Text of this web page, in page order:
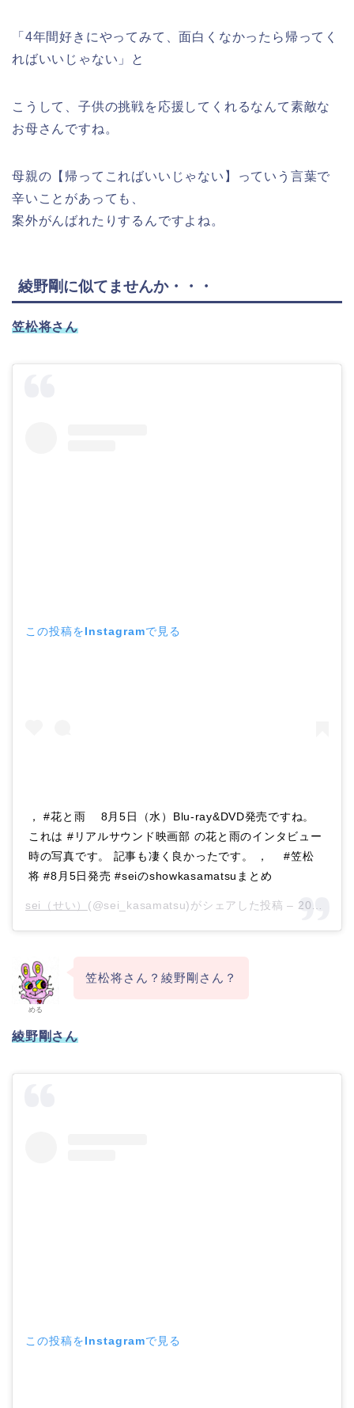
「4年間好きにやってみて、面白くなかったら帰ってく
ればいいじゃない」と
こうして、子供の挑戦を応援してくれるなんて素敵な
お母さんですね。
母親の【帰ってこればいいじゃない】っていう言葉で
辛いことがあっても、
案外がんばれたりするんですよね。
綾野剛に似てませんか・・・
笠松将さん
この投稿をInstagramで見る
， #花と雨 8月5日（水）Blu-ray&DVD発売ですね。
これは #リアルサウンド映画部 の花と雨のインタビュー
時の写真です。 記事も凄く良かったです。 ， #笠松
将 #8月5日発売 #seiのshowkasamatsuまとめ
sei（せい） (@sei_kasamatsu)がシェアした投稿 – 2020年 7月月8日午後10時15分PDT
める
笠松将さん？綾野剛さん？
綾野剛さん
この投稿をInstagramで見る